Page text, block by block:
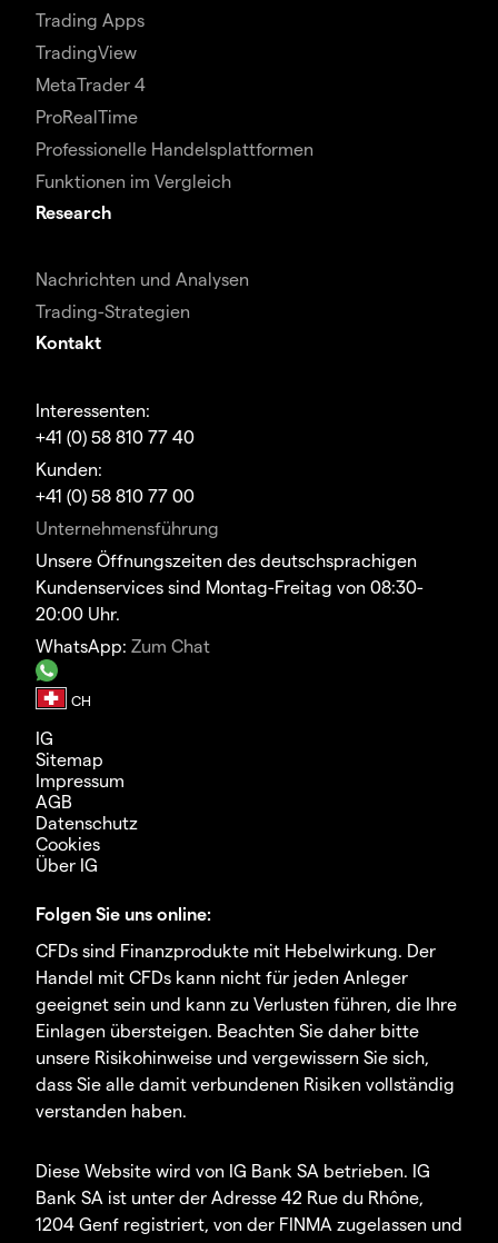
Trading Apps
TradingView
MetaTrader 4
ProRealTime
Professionelle Handelsplattformen
Funktionen im Vergleich
Research
Nachrichten und Analysen
Trading-Strategien
Kontakt
Interessenten:
+41 (0) 58 810 77 40
Kunden:
+41 (0) 58 810 77 00
Unternehmensführung
Unsere Öffnungszeiten des deutschsprachigen
Kundenservices sind Montag-Freitag von 08:30-
20:00 Uhr.
WhatsApp: Zum Chat
IG
Sitemap
Impressum
AGB
Datenschutz
Cookies
Über IG
Folgen Sie uns online:
CFDs sind Finanzprodukte mit Hebelwirkung. Der
Handel mit CFDs kann nicht für jeden Anleger
geeignet sein und kann zu Verlusten führen, die Ihre
Einlagen übersteigen. Beachten Sie daher bitte
unsere Risikohinweise und vergewissern Sie sich,
dass Sie alle damit verbundenen Risiken vollständig
verstanden haben.
Diese Website wird von IG Bank SA betrieben. IG
Bank SA ist unter der Adresse 42 Rue du Rhône,
1204 Genf registriert, von der FINMA zugelassen und